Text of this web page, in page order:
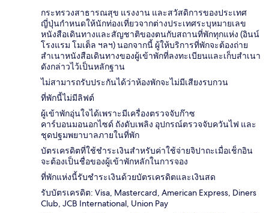
กระทรวงสาธารณสุข แรงงาน และสวัสดิการของประเทศ
ญี่ปุ่นกำหนดให้นักท่องเที่ยวจากต่างประเทศระบุหมายเลข
หนังสือเดินทางและสัญชาติของตนกับสถานที่พักทุกแห่ง (อินน์
โรงแรม โมเต็ล ฯลฯ) นอกจากนี้ ผู้ให้บริการที่พักจะต้องถ่าย
สำเนาหนังสือเดินทางของผู้เข้าพักที่ลงทะเบียนและเก็บสำเนา
ดังกล่าวไว้เป็นหลักฐาน
ไม่สามารถรับประกันได้ว่าห้องพักจะไม่มีเสียงรบกวน
ที่พักนี้ไม่มีลิฟต์
ผู้เข้าพักอุ่นใจได้เพราะมีเครื่องตรวจจับก๊าซ
คาร์บอนมอนอกไซด์ ถังดับเพลิง อุปกรณ์ตรวจจับควันไฟ และ
ชุดปฐมพยาบาลภายในที่พัก
บัตรเครดิตที่ใช้ชำระเงินสำหรับค่าใช้จ่ายจิปาถะเมื่อเช็กอิน
จะต้องเป็นชื่อของผู้เข้าพักหลักในการจอง
ที่พักแห่งนี้รับชำระเงินด้วยบัตรเครดิตและเงินสด
รับบัตรเครดิต: Visa, Mastercard, American Express, Diners
Club, JCB International, Union Pay